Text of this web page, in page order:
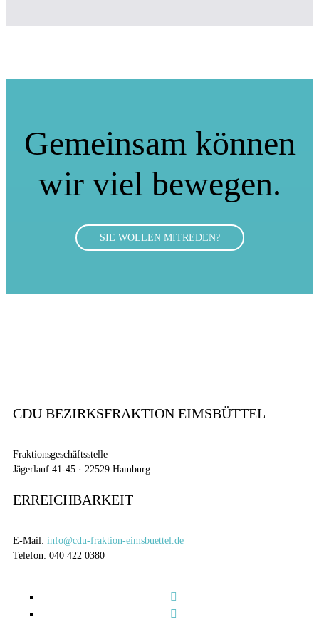
Gemeinsam können
wir viel bewegen.
SIE WOLLEN MITREDEN?
CDU BEZIRKSFRAKTION EIMSBÜTTEL
Fraktionsgeschäftsstelle
Jägerlauf 41-45 · 22529 Hamburg
ERREICHBARKEIT
E-Mail: info@cdu-fraktion-eimsbuettel.de
Telefon: 040 422 0380